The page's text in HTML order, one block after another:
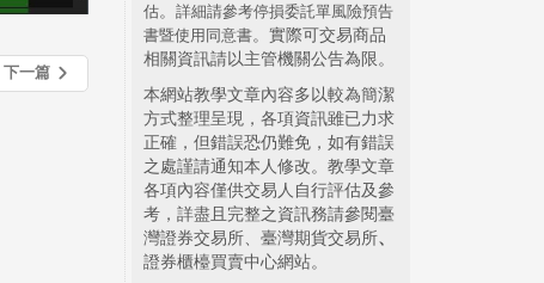
下一篇
估。詳細請參考停損委託單風險預告
書暨使用同意書。實際可交易商品
相關資訊請以主管機關公告為限。
本網站教學文章內容多以較為簡潔
方式整理呈現，各項資訊雖已力求
正確，但錯誤恐仍難免，如有錯誤
之處謹請通知本人修改。教學文章
各項內容僅供交易人自行評估及參
考，詳盡且完整之資訊務請參閱臺
灣證券交易所、臺灣期貨交易所、
證券櫃檯買賣中心網站。